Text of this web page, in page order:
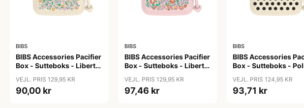
BIBS
BIBS Accessories Pacifier
Box - Sutteboks - Liberty
VEJL. PRIS 129,95 KR
90,00 kr
BIBS
BIBS Accessories Pacifier
Box - Sutteboks - Liberty
Meadow/Blossom
VEJL. PRIS 129,95 KR
97,46 kr
BIBS
BIBS Accessories
Box - Sutteboks -
VEJL. PRIS 124,95 KR
93,71 kr